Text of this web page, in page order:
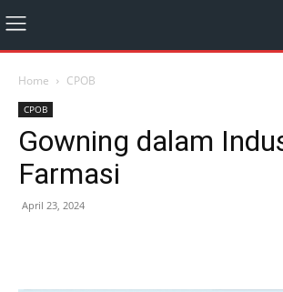
Home CPOB
CPOB
Gowning dalam
Farmasi
April 23, 2024